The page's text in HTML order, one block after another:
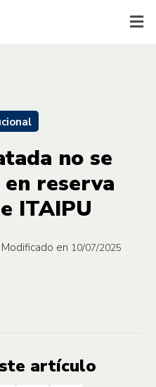
no se
reserva
ITAIPU
Modificado en 10/07/2025
artículo